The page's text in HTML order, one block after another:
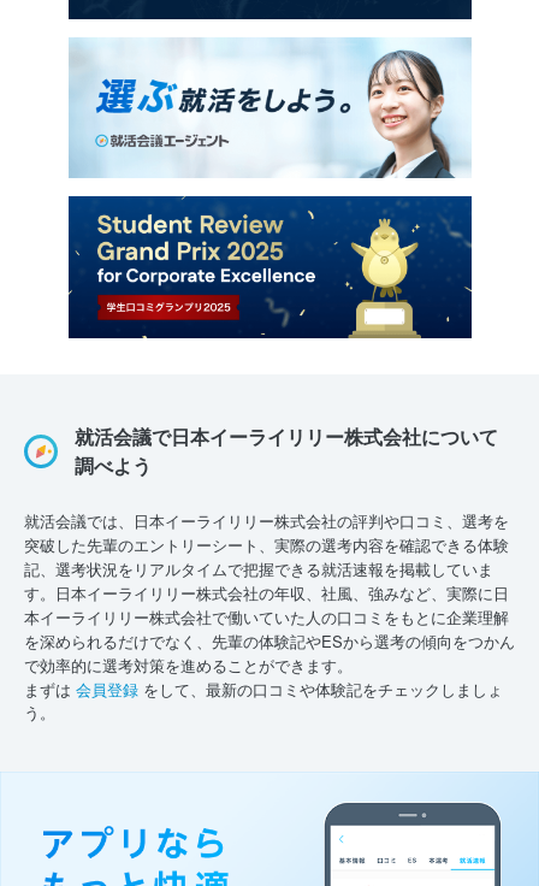
就活会議で日本イーライリリー株式会社について
調べよう
就活会議では、日本イーライリリー株式会社の評判や口コミ、選考を
突破した先輩のエントリーシート、実際の選考内容を確認できる体験
記、選考状況をリアルタイムで把握できる就活速報を掲載していま
す。日本イーライリリー株式会社の年収、社風、強みなど、実際に日
本イーライリリー株式会社で働いていた人の口コミをもとに企業理解
を深められるだけでなく、先輩の体験記やESから選考の傾向をつかん
で効率的に選考対策を進めることができます。
まずは 会員登録 をして、最新の口コミや体験記をチェックしましょ
う。